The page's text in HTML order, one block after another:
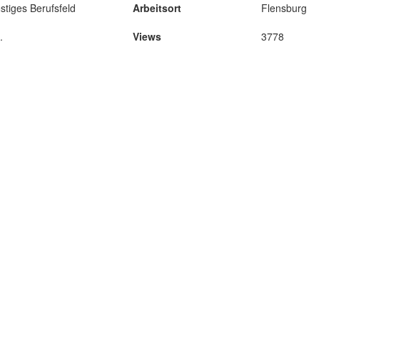
Berufsfeld
Arbeitsort
Views
Flensburg
3778